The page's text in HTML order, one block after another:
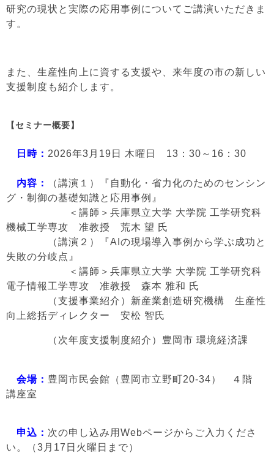
研究の現状と実際の応用事例についてご講演いただきま
す。
また、生産性向上に資する支援や、来年度の市の新しい
支援制度も紹介します。
【セミナー概要】
日時： 2026年3月19日 木曜日 13：30～16：30
内容：
（講演１）『自動化・省力化のためのセンシン
グ・制御の基礎知識と応用事例』
＜講師＞兵庫県立大学 大学院 工学研究科
機械工学専攻 准教授 荒木 望 氏
（講演２）『AIの現場導入事例から学ぶ成功と
失敗の分岐点』
＜講師＞兵庫県立大学 大学院 工学研究科
電子情報工学専攻 准教授 森本 雅和 氏
（支援事業紹介）新産業創造研究機構 生産性
向上総括ディレクター 安松 智氏
（次年度支援制度紹介）豊岡市 環境経済課
会場： 豊岡市民会館（豊岡市立野町20-34） ４階
講座室
申込： 次の申し込み用Webページからご入力くださ
い。（3月17日火曜日まで）